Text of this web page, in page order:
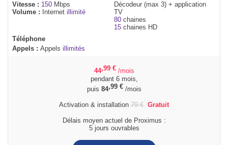
Vitesse : 150 Mbps
Volume :
Internet illimité
Décodeur (max 3) + application
TV
80 chaines
15 chaines HD
Téléphone
Appels : Appels illimités
44,99 € /mois
pendant 6 mois,
puis 84,99 €/mois
Activation & installation 79€ Gratuit
Délais moyen actuel de Proximus :
5 jours ouvrables